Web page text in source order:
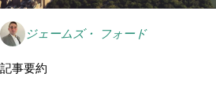
ジェームズ・ フォード
記事要約